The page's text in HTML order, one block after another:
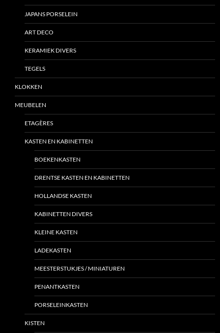
JAPANS PORSELEIN
ART DECO
KERAMIEK DIVERS
TEGELS
KLOKKEN
MEUBELEN
ETAGÈRES
KASTEN EN KABINETTEN
BOEKENKASTEN
DRENTSE KASTEN EN KABINETTEN
HOLLANDSE KASTEN
KABINETTEN DIVERS
KLEINE KASTEN
LADEKASTEN
MEESTERSTUKJES / MINIATUREN
PENANTKASTEN
PORSELEINKASTEN
KISTEN